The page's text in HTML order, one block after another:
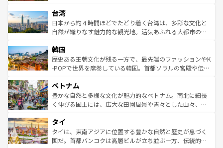
ならではの贅沢な旅のスタイルだ。 なお、新着のアメリカ
情報はコンテンツ一覧を参照してほしい。
れるおもてなしの心で訪れる人々を迎えてくれるハワイの
人々、おいしいローカルフードやハワイアンミュージッ
ク、伝統的なフラダンスなど、すべてがハワイの魅力を彩
ワイを、存分に味わってほしい。 なお、新着のハワイ情報
はコンテンツ一覧を参照してほしい。
リアリーフや大陸中央部にそびえるウルル（エアーズロッ
ク）、タスマニアの美しい原生林やケアンズの熱帯雨林な
ど、見どころがたくさん。また、カフェやワイン、オージ
いる。アクティビティも充実しており、サーフィンやダイ
ビング、ハイキングなど、アウトドア好きにはたまらな
い。オーストラリアの多彩な魅力を存分に味わいつくそ
参照してほしい。
台湾
日本から約４時間ほどでたどり着く台湾は、多彩な文化と
自然が織りなす魅力的な観光地。活気あふれる大都市の台
ン）、静ひつな山岳地帯である台湾東部など、都市の喧騒
と山間の静けさが共存しており、訪れる人に新しい発見と
驚きをもたらしてくれる。また、奥深い台湾の食文化も魅
容にもいいと評判のスイーツなど、バラエティ豊かな料理
が味わえる。 なお、新着の台湾情報は コンテンツ一覧を参
照してほしい。
韓国
歴史ある王朝文化が残る一方で、最先端のファッションやK
-POPで世界を席巻している韓国。首都ソウルの宮殿や伝統
き、地方に足を延ばせば四季折々の自然美を楽しむことが
できる。そして、キムチや焼肉、絶品のストリートフード
まで、さまざまな韓国料理が待っている。夜には、韓国な
リティに包まれながら、韓国の多彩な魅力を心ゆくまで味
わってみてほしい。 なお、新着の韓国情報はコンテンツ一
覧を参照してほしい。
ベトナム
豊かな自然と多様な文化が魅力的なベトナム。南北に細長
く伸びる国土には、広大な田園風景や青々とした山々、世
急速な発展と共に伝統が息づく。ハノイの古い町並みやホ
ーチミン市のフランス統治時代の建物も、独特の雰囲気を
醸し出している。また、バラエティの豊かさとおいしさで
タイ
タイは、東南アジアに位置する豊かな自然と歴史が息づく
国だ。首都バンコクは高層ビルが立ち並ぶ一方、伝統的な